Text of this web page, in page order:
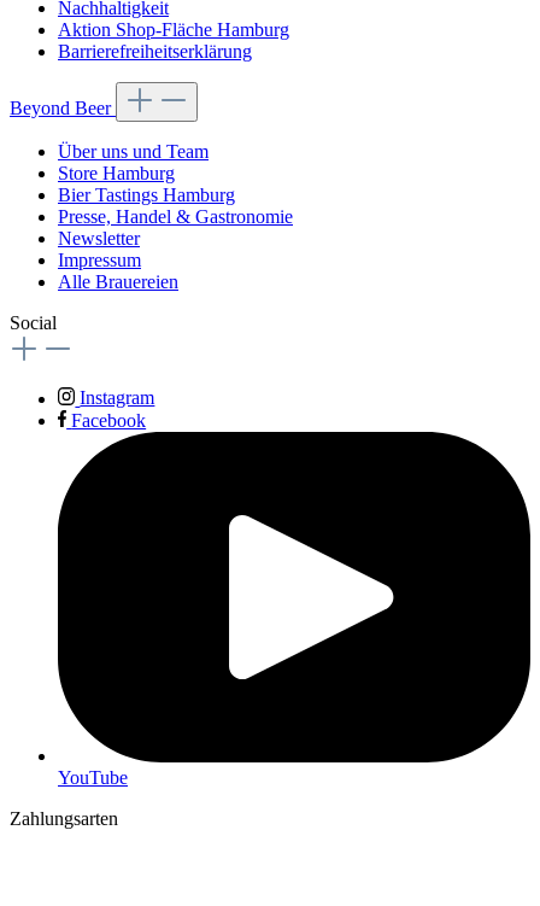
Nachhaltigkeit
Aktion Shop-Fläche Hamburg
Barrierefreiheitserklärung
Beyond Beer
Über uns und Team
Store Hamburg
Bier Tastings Hamburg
Presse, Handel & Gastronomie
Newsletter
Impressum
Alle Brauereien
Social
Instagram
Facebook
YouTube
Zahlungsarten